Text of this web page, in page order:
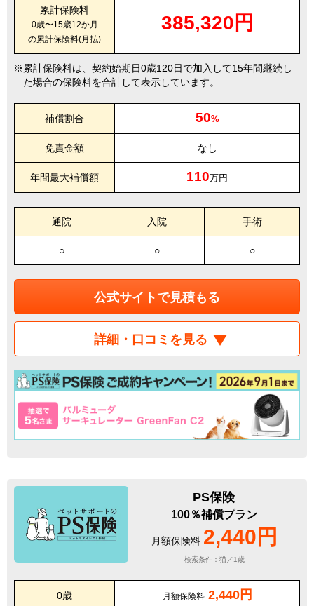
累計保険料
0歳〜15歳12か月
の累計保険料(月払)
385,320円
累計保険料は、契約始期日0歳120日で加入して15年間継続し
た場合の保険料を合計して表示しています。
補償割合 50%
免責金額 なし
年間最大補償額 110万円
通院 入院 手術
○ ○ ○
公式サイトで見積もる
詳細・口コミを見る
PS保険
100％補償プラン
月額保険料 2,440円
検索条件：猫／1歳
0歳 月額保険料 2,440円